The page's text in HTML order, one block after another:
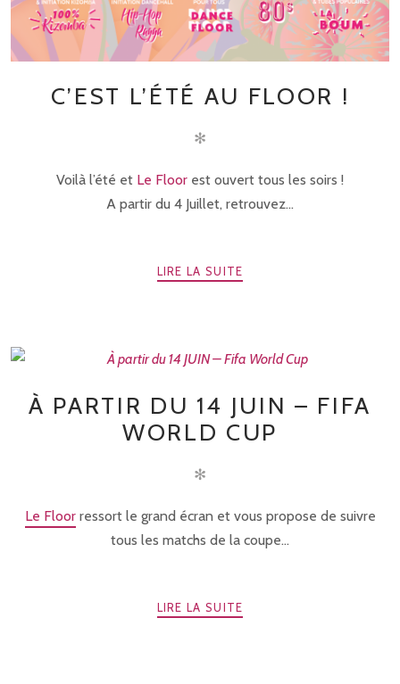
C’EST L’ÉTÉ AU FLOOR !
✻
Voilà l’été et Le Floor est ouvert tous les soirs !
A partir du 4 Juillet, retrouvez...
LIRE LA SUITE
À PARTIR DU 14 JUIN – FIFA
WORLD CUP
✻
Le Floorressort le grand écran et vous propose de suivre
tous les matchs de la coupe...
LIRE LA SUITE